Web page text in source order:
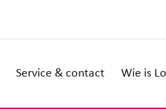
Service & contact Wie is